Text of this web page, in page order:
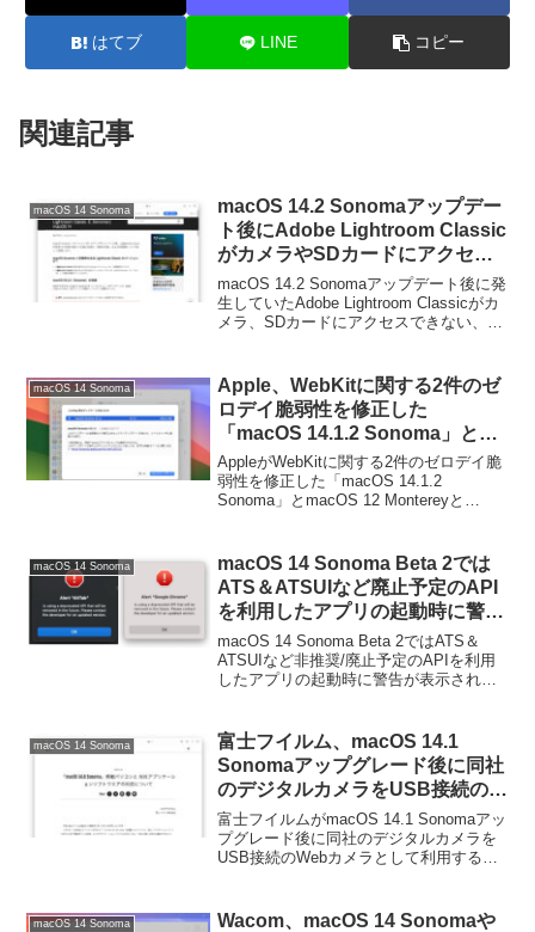
はてブ LINE コピー
関連記事
macOS 14 Sonoma
macOS 14.2 Sonomaアップデー
ト後にAdobe Lightroom Classic
がカメラやSDカードにアクセス
できない、テザー撮影が利用でき
なくなる不具合はmacOS 14.2.1
で修正されたもよう。
macOS 14.2 Sonomaアップデート後に発
生していたAdobe Lightroom Classicがカ
メラ、SDカードにアクセスできない、テ
細は以...
macOS 14 Sonoma
Apple、WebKitに関する2件のゼ
ロデイ脆弱性を修正した
「macOS 14.1.2 Sonoma」と
macOS 12 MontereyとmacOS
13 Ventura向けに「Safari
17.1.2」をリリース。
AppleがWebKitに関する2件のゼロデイ脆
弱性を修正した「macOS 14.1.2
Sonoma」とmacOS 12 Montereyと
以...
macOS 14 Sonoma
macOS 14 Sonoma Beta 2では
ATS＆ATSUIなど廃止予定のAPI
を利用したアプリの起動時に警告
が表示されるように。
macOS 14 Sonoma Beta 2ではATS＆
ATSUIなど非推奨/廃止予定のAPIを利用
したアプリの起動時に警告が表示される
macOS 14 Sonoma
富士フイルム、macOS 14.1
Sonomaアップグレード後に同社
のデジタルカメラをUSB接続の
Webカメラとして利用する
「FUJIFILM X Webcam」が利用
できなくなると発表。
富士フイルムがmacOS 14.1 Sonomaアッ
プグレード後に同社のデジタルカメラを
USB接続のWebカメラとして利用する
ら。
macOS 14 Sonoma
Wacom、macOS 14 Sonomaや